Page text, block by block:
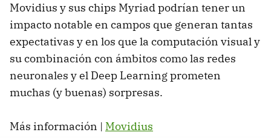
Movidius y sus chips Myriad podrían tener un
impacto notable en campos que generan tantas
expectativas y en los que la computación visual y
su combinación con ámbitos como las redes
neuronales y el Deep Learning prometen
muchas (y buenas) sorpresas.
Más información | Movidius